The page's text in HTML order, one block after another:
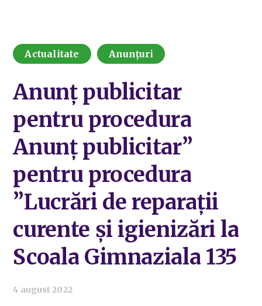
Actualitate Anunțuri
Anunț publicitar
pentru procedura
Anunț publicitar”
pentru procedura
”Lucrări de reparații
curente și igienizări la
Scoala Gimnaziala 135
4 august 2022